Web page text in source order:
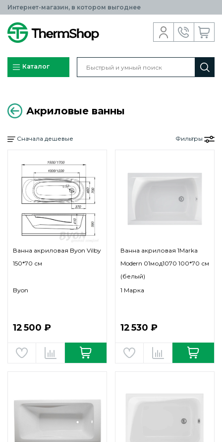
Интернет-магазин, в котором выгоднее
Каталог
Акриловые ванны
Сначала дешевые Фильтры
Ванна акриловая Byon Vilby
150*70 см
Byon
12 500 ₽
Ванна акриловая 1Marka
Modern 01мод1070 100*70 см
(белый)
1 Марка
12 530 ₽